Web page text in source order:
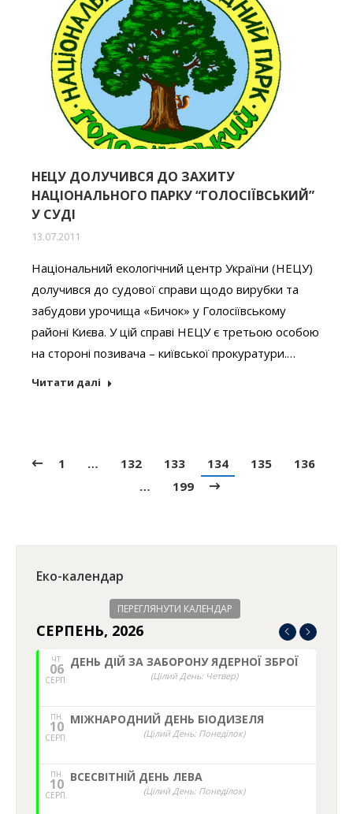
НЕЦУ ДОЛУЧИВСЯ ДО ЗАХИТУ
НАЦІОНАЛЬНОГО ПАРКУ “ГОЛОСІЇВСЬКИЙ”
У СУДІ
13.07.2011
Національний екологічний центр України (НЕЦУ)
долучився до судової справи щодо вирубки та
забудови урочища «Бичок» у Голосіївському
районі Києва. У цій справі НЕЦУ є третьою особою
на стороні позивача – київської прокуратури.…
Читати далі
1 … 132 133 134 135
136
…
199
Еко-календар
ПЕРЕГЛЯНУТИ КАЛЕНДАР
СЕРПЕНЬ, 2026
ЧТ.
06
СЕРП.
ДЕНЬ ДІЙ ЗА ЗАБОРОНУ ЯДЕРНОЇ ЗБРОЇ
(Цілий День: Четвер)
ПН.
10
СЕРП.
МІЖНАРОДНИЙ ДЕНЬ БІОДИЗЕЛЯ
(Цілий День: Понеділок)
ПН.
10
СЕРП.
ВСЕСВІТНІЙ ДЕНЬ ЛЕВА
(Цілий День: Понеділок)